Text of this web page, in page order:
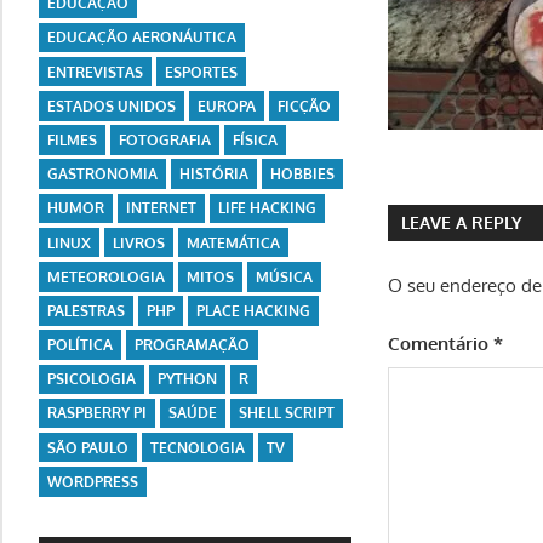
LEAVE A REPLY
O seu endereço
Comentário*
EDUCAÇÃO AERONÁUTICA
ENTREVISTAS
ESPORTES
ESTADOS UNIDOS
EUROPA
FICÇÃO
FILMES
FOTOGRAFIA
FÍSICA
GASTRONOMIA
HISTÓRIA
HOBBIES
HUMOR
INTERNET
LIFE HACKING
LINUX
LIVROS
MATEMÁTICA
METEOROLOGIA
MITOS
MÚSICA
PALESTRAS
PHP
PLACE HACKING
POLÍTICA
PROGRAMAÇÃO
PSICOLOGIA
PYTHON
R
RASPBERRY PI
SAÚDE
SHELL SCRIPT
SÃO PAULO
TECNOLOGIA
TV
WORDPRESS